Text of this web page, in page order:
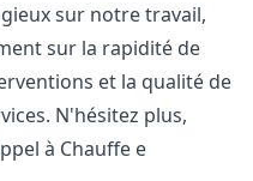
sur notre travail,
sur la rapidité de
et la qualité de
N'hésitez plus,
à Chauffe e